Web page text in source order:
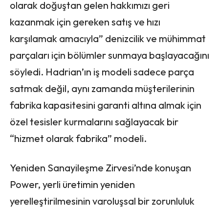
olarak doğuştan gelen hakkımızı geri
kazanmak için gereken satış ve hızı
karşılamak amacıyla” denizcilik ve mühimmat
parçaları için bölümler sunmaya başlayacağını
söyledi. Hadrian’ın iş modeli sadece parça
satmak değil, aynı zamanda müşterilerinin
fabrika kapasitesini garanti altına almak için
özel tesisler kurmalarını sağlayacak bir
“hizmet olarak fabrika” modeli.
Yeniden Sanayileşme Zirvesi’nde konuşan
Power, yerli üretimin yeniden
yerelleştirilmesinin varoluşsal bir zorunluluk